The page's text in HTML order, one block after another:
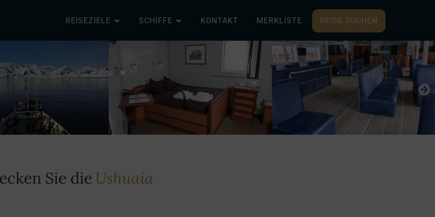
REISEZIELE SCHIFFE KONTAKT MERKLISTE REISE SUCHEN
Sie die Ushuaia